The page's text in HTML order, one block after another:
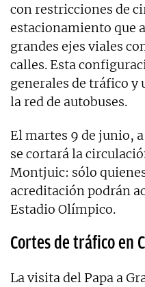
con restricciones de
estacionamiento que
grandes ejes viales
calles. Esta
generales de tráfico y
la red de autobuses.
El martes 9 de junio,
se cortará la
Montjuic: sólo
acreditación podrán
Estadio Olímpico.
Cortes de tráfico en
La visita del Papa a